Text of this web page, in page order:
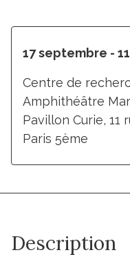
17 septembre -
Centre de
Amphithéâtre
Pavillon Curie, 11
Paris 5ème
Description